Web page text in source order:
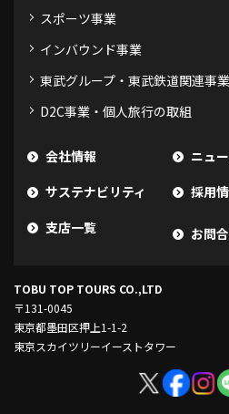
スポーツ事業
インバウンド事業
東武グループ・東武鉄道関連事業
D2C事業・個人旅行の取組
会社情報
サステナビリティ
支店一覧
ニュ
採用
お問
TOBU TOP TOURS CO.,LTD
〒131-0045
東京都墨田区押上1-1-2
東京スカイツリーイーストタワー